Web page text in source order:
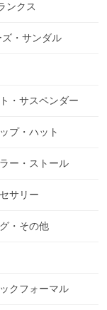
ンクス
ズ・サンダル
・サスペンダー
プ・ハット
ー・ストール
サリー
・その他
クフォーマル